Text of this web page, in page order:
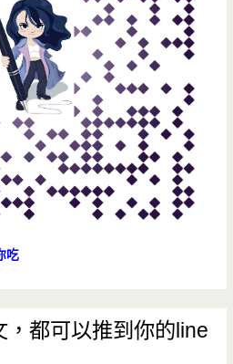
吃
，都可以推到你的line